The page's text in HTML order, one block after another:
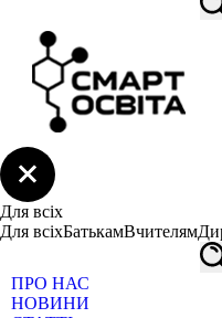
Для всіх
Для всіхБатькамВчителям
ПРО НАС
НОВИНИ